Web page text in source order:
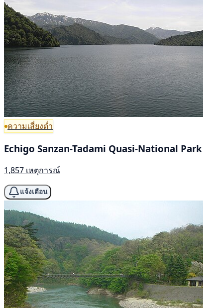
ความเสี่ยงต่ำ
Echigo Sanzan-Tadami Quasi-National Park
1,857 เหตุการณ์
แจ้งเตือน